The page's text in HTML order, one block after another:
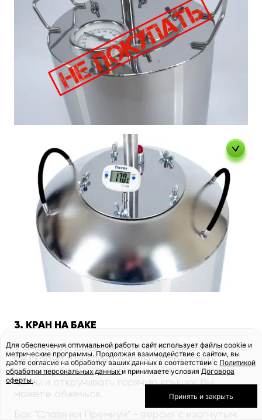
3. КРАН НА БАКЕ
У аналогов "Славянки Премиум" перегонный куб
без крана для слива барды. Чтобы слить
кипящую брагу, придется снимать аппарат с
плиты и откручивать горячую крышку. Вы
можете обжечься.
Бак "Славянки Премиум" - версия с изогнутым
Для обеспечения оптимальной работы сайт использует файлы cookie и
метрические программы. Продолжая взаимодействие с сайтом, вы
даёте согласие на обработку ваших данных в соответствии с Политикой
обработки персональных данныхи принимаете условияДоговора
оферты.
Принять и закрыть